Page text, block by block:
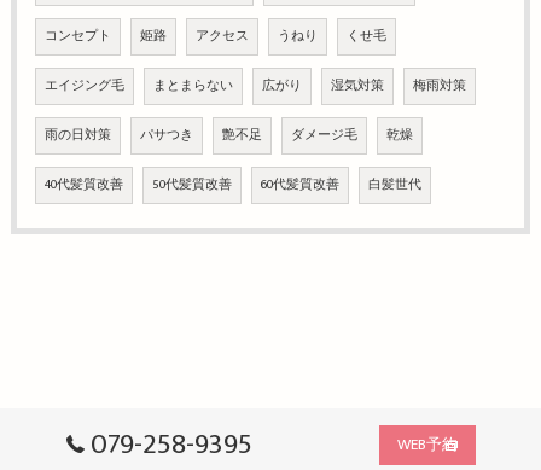
コンセプト 姫路 アクセス うねり くせ毛
エイジング毛 まとまらない 広がり 湿気対策 梅雨対策
雨の日対策 パサつき 艶不足 ダメージ毛 乾燥
40代髪質改善 50代髪質改善 60代髪質改善 白髪世代
079-258-9395 WEB予約